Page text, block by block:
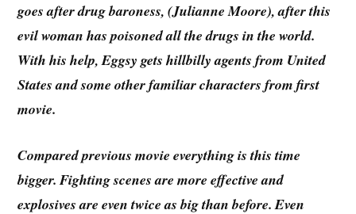
goes after drug baroness, (Julianne Moore), after this
evil woman has poisoned all the drugs in the world.
With his help, Eggsy gets hillbilly agents from United
States and some other familiar characters from first
movie.
Compared previous movie everything is this time
bigger. Fighting scenes are more effective and
explosives are even twice as big than before. Even